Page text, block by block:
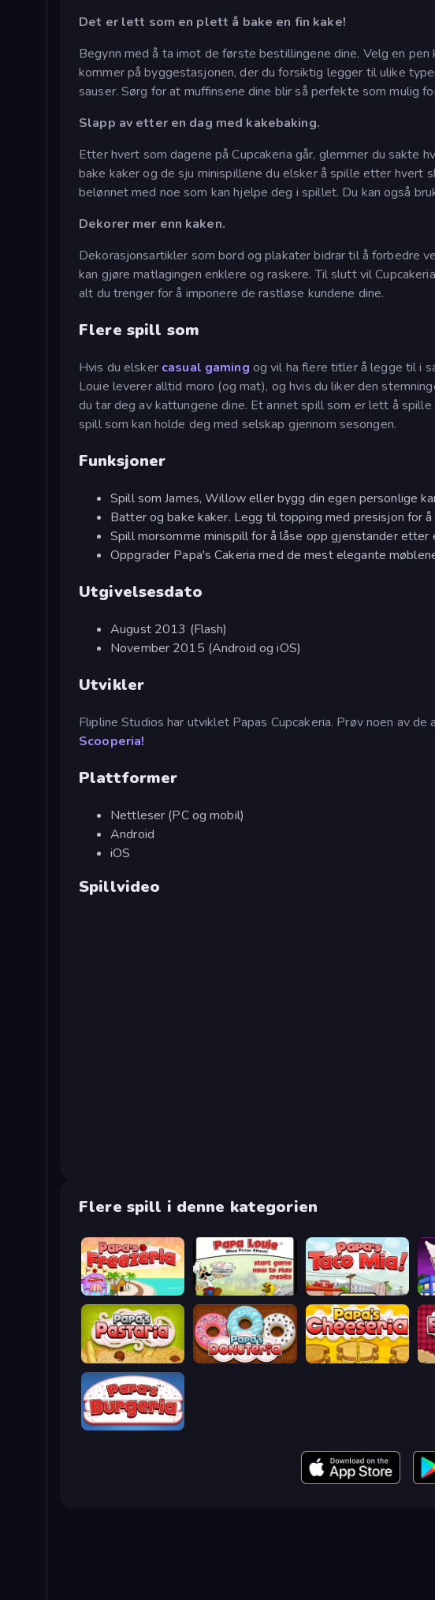
Det er lett som en plett å bake en fin kake!
Begynn med å ta imot de første bestillingene dine. Velg en
kommer på byggestasjonen, der du forsiktig legger til ulike
sauser. Sørg for at muffinsene dine blir så perfekte som mulig
Slapp av etter en dag med kakebaking.
Etter hvert som dagene på Cupcakeria går, glemmer du sakte
bake kaker og de sju minispillene du elsker å spille etter hvert
belønnet med noe som kan hjelpe deg i spillet. Du kan også
Dekorer mer enn kaken.
Dekorasjonsartikler som bord og plakater bidrar til å forbedre
kan gjøre matlagingen enklere og raskere. Til slutt vil
alt du trenger for å imponere de rastløse kundene dine.
Flere spill som
Hvis du elsker casual gaming og vil ha flere titler å legge til i
Louie leverer alltid moro (og mat), og hvis du liker den
du tar deg av kattungene dine. Et annet spill som er lett å spille
spill som kan holde deg med selskap gjennom sesongen.
Funksjoner
Spill som James, Willow eller bygg din egen personlige
Batter og bake kaker. Legg til topping med presisjon for
Spill morsomme minispill for å låse opp gjenstander etter
Oppgrader Papa's Cakeria med de mest elegante
Utgivelsesdato
August 2013 (Flash)
November 2015 (Android og iOS)
Utvikler
Flipline Studios har utviklet Papas Cupcakeria. Prøv noen av de
Scooperia!
Plattformer
Nettleser (PC og mobil)
Android
iOS
Spillvideo
Flere spill i denne kategorien
Papa's Freezeria Papa Louie: When Pizzas Attack Papa's Taco Mia
Papa's Pastaria Papa's Donuteria Papa's Cheeseria
Papa's Burgeria